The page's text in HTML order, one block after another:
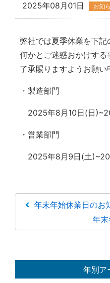
2025年08月01日 お知
弊社では夏季休業を下記
何かとご迷惑おかけす
了承賜りますようお願い
・製造部門
2025年8月10日(日
・営業部門
2025年8月9日(土
年末年始休業日のお
年
年別ア